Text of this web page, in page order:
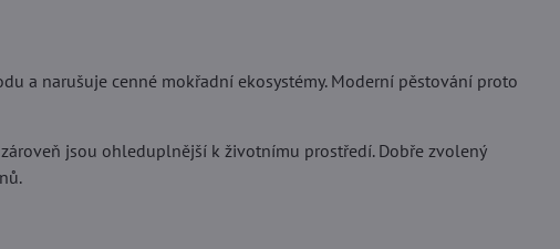
a narušuje cenné mokřadní ekosystémy. Moderní pěstování proto
jsou ohleduplnější k životnímu prostředí. Dobře zvolený